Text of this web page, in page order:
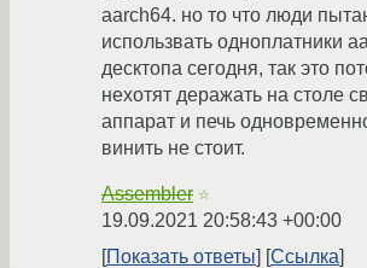
aarch64. но то что люди
использвать одноплатники
десктопа сегодня, так это
нехотят деражать на столе
аппарат и печь
винить не стоит.
Assembler ☆
19.09.2021 20:58:43 +00:00
Показать ответы
Ссылка